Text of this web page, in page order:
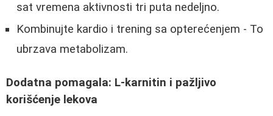
sat vremena aktivnosti tri puta nedeljno.
Kombinujte kardio i trening sa opterećenjem - To
ubrzava metabolizam.
Dodatna pomagala: L-karnitin i pažljivo
korišćenje lekova